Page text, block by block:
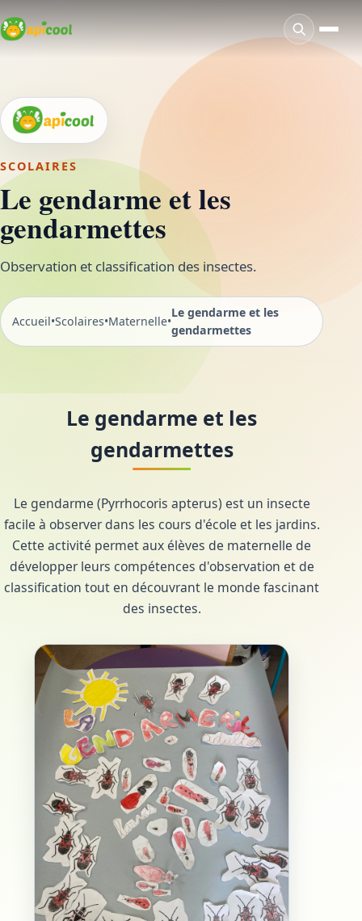
SCOLAIRES
Le gendarme et les
gendarmettes
Observation et classification des insectes.
Accueil•Scolaires•Maternelle•
Le gendarme et les
gendarmettes
Le gendarme et les
gendarmettes
Le gendarme (Pyrrhocoris apterus) est un insecte
facile à observer dans les cours d'école et les jardins.
Cette activité permet aux élèves de maternelle de
développer leurs compétences d'observation et de
classification tout en découvrant le monde fascinant
des insectes.